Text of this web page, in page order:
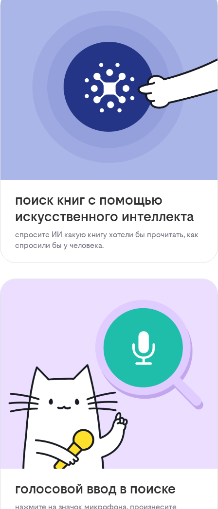
поиск книг с помощью
искусственного интеллекта
спросите ИИ какую книгу хотели бы прочитать, как
спросили бы у человека.
голосовой ввод в поиске
нажмите на значок микрофона, произнесите